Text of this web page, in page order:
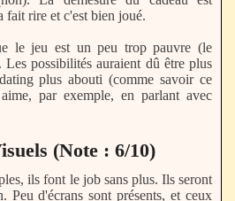
fait rire et c'est bien joué.
le jeu est un peu trop pauvre (le
possibilités auraient dû être plus
plus abouti (comme savoir ce
par exemple, en parlant avec
(Note : 6/10)
ils font le job sans plus. Ils seront
Peu d'écrans sont présents, et ceux